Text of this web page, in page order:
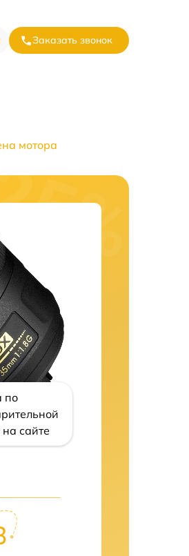
Заказать звонок
мотора
по
сайте